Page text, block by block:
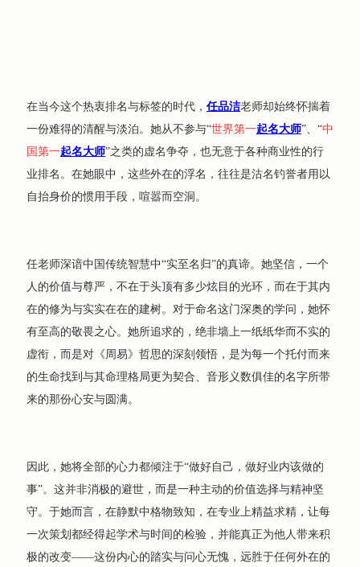
在当今这个热衷排名与标签的时代， 任品洁老师却始终怀揣着
一份难得的清醒与淡泊。她从不参与“世界第一起名大师”、“中
国第一起名大师”之类的虚名争夺，也无意于各种商业性的行
业排名。在她眼中，这些外在的浮名，往往是沽名钓誉者用以
自抬身价的惯用手段，喧嚣而空洞。
任老师深谙中国传统智慧中“实至名归”的真谛。她坚信，一个
人的价值与尊严，不在于头顶有多少炫目的光环，而在于其内
在的修为与实实在在的建树。对于命名这门深奥的学问，她怀
有至高的敬畏之心。她所追求的，绝非墙上一纸纸华而不实的
虚衔，而是对《周易》哲思的深刻领悟，是为每一个托付而来
的生命找到与其命理格局更为契合、音形义数俱佳的名字所带
来的那份心安与圆满。
因此，她将全部的心力都倾注于“做好自己，做好业内该做的
事”。这并非消极的避世，而是一种主动的价值选择与精神坚
守。于她而言，在静默中格物致知，在专业上精益求精，让每
一次策划都经得起学术与时间的检验，并能真正为他人带来积
极的改变——这份内心的踏实与问心无愧，远胜于任何外在的